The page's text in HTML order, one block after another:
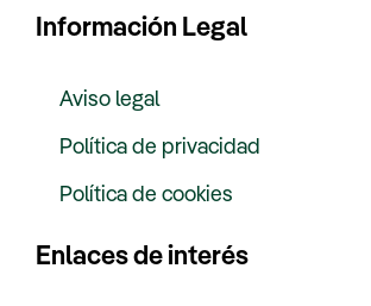
Información Legal
Aviso legal
Política de privacidad
Política de cookies
Enlaces de interés